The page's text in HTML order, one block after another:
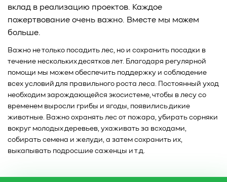
вклад в реализацию проектов. Каждое
пожертвование очень важно. Вместе мы можем
больше.
Важно не только посадить лес, но и сохранить посадки в
течение нескольких десятков лет. Благодаря регулярной
помощи мы можем обеспечить поддержку и соблюдение
всех условий для правильного роста леса. Постоянный уход
необходим зарождающейся экосистеме, чтобы в лесу со
временем выросли грибы и ягоды, появились дикие
животные. Важно охранять лес от пожара, убирать сорняки
вокруг молодых деревьев, ухаживать за всходами,
собирать семена и желуди, а затем сохранить их,
выкапывать подросшие саженцы и т.д.